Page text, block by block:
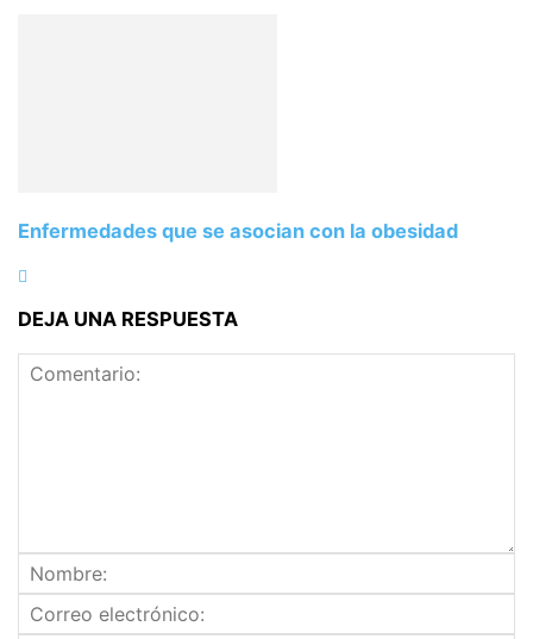
Enfermedades que se asocian con la obesidad
DEJA UNA RESPUESTA